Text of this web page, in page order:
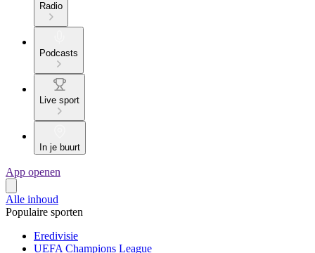
Radio
Podcasts
Live sport
In je buurt
App openen
Alle inhoud
Populaire sporten
Eredivisie
UEFA Champions League